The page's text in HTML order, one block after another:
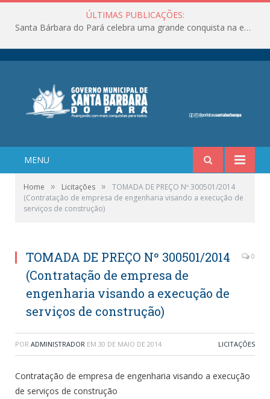
ÚLTIMAS PUBLICAÇÕES:
Santa Bárbara do Pará celebra uma grande conquista na educação!
MENU
Home » Licitações »
TOMADA DE PREÇO Nº 300501/2014
(Contratação de empresa de engenharia visando a execução de
serviços de construção)
TOMADA DE PREÇO Nº 300501/2014
(Contratação de empresa de
engenharia visando a execução de
serviços de construção)
0
POR ADMINISTRADOR EM 30 DE MAIO DE 2014 LICITAÇÕES
Contratação de empresa de engenharia visando a execução
de serviços de construção